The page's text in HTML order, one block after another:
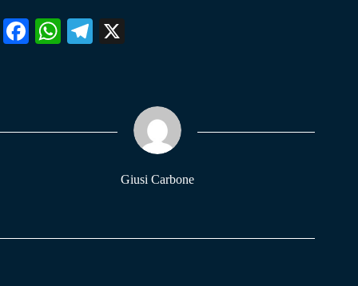
Fa W
pp
Te
m
Giusi Carbone